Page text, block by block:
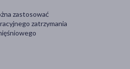
zastosować
zatrzymania